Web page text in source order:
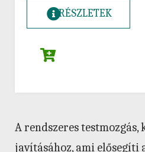
RÉSZLETEK
A rendszeres
javításához, ami elősegíti